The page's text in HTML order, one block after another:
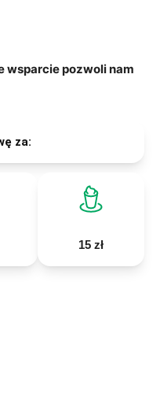
wsparcie pozwoli nam
za:
15 zł